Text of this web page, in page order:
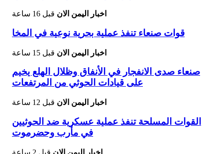
اخبار اليمن الان قبل 16 ساعة
قوات صنعاء تنفذ عملية بحرية نوعية في المخا
اخبار اليمن الان قبل 15 ساعة
صنعاء صدى الانفجار في الأنفاق وظلال الهلع يخيم
على قيادات الحوثي من المرتفعات
اخبار اليمن الان قبل 12 ساعة
القوات المسلحة تنفذ عملية عسكرية ضد الحوثيين
في مأرب وحضرموت
اخبار اليمن الان قبل 2 ساعة